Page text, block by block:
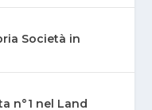
Società in
n°1 nel Land